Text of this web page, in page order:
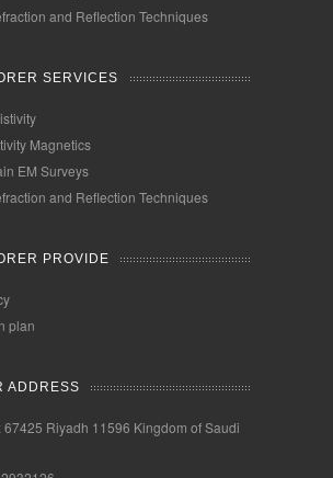
and Reflection Techniques
SERVICES
Magnetics
EM Surveys
and Reflection Techniques
PROVIDE
plan
ADDRESS
67425 Riyadh 11596 Kingdom of Saudi